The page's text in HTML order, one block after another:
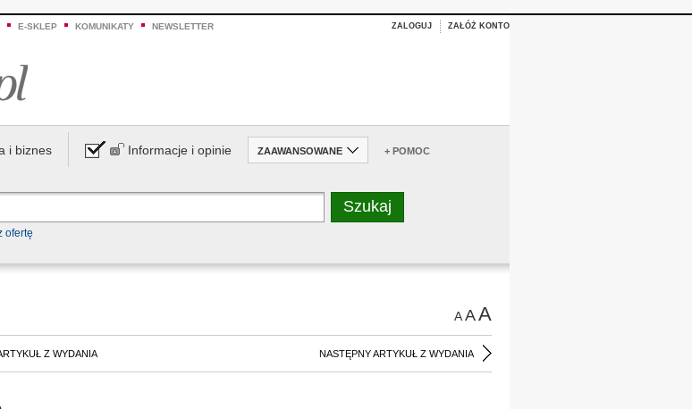
E-SKLEP KOMUNIKATY NEWSLETTER ZALOGUJ ZAŁÓŻ KONTO
i biznes Informacje i opinie ZAAWANSOWANE + POMOC
ofertę
AAA
Z WYDANIA NASTĘPNY ARTYKUŁ Z WYDANIA